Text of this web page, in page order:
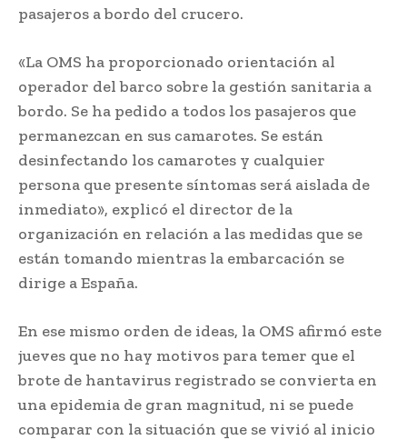
pasajeros a bordo del crucero.
«La OMS ha proporcionado orientación al
operador del barco sobre la gestión sanitaria a
bordo. Se ha pedido a todos los pasajeros que
permanezcan en sus camarotes. Se están
desinfectando los camarotes y cualquier
persona que presente síntomas será aislada de
inmediato», explicó el director de la
organización en relación a las medidas que se
están tomando mientras la embarcación se
dirige a España.
En ese mismo orden de ideas, la OMS afirmó este
jueves que no hay motivos para temer que el
brote de hantavirus registrado se convierta en
una epidemia de gran magnitud, ni se puede
comparar con la situación que se vivió al inicio